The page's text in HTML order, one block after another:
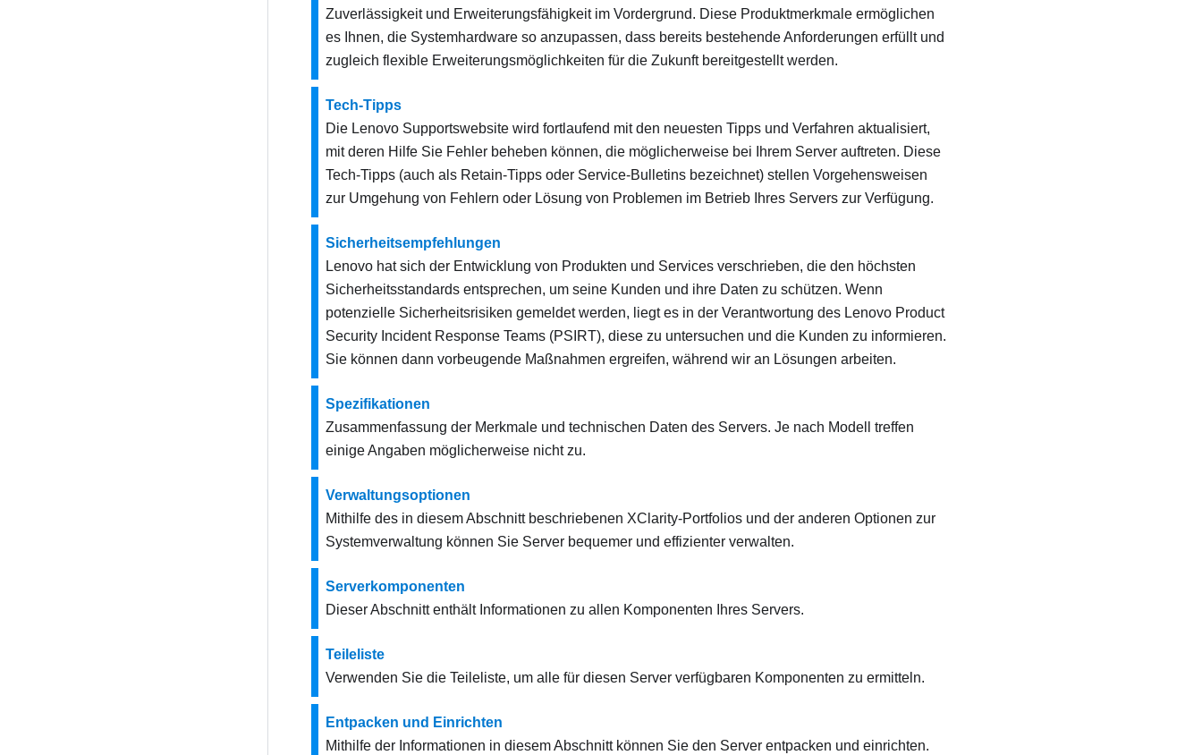
Zuverlässigkeit und Erweiterungsfähigkeit im Vordergrund. Diese Produktmerkmale ermöglichen
es Ihnen, die Systemhardware so anzupassen, dass bereits bestehende Anforderungen erfüllt und
zugleich flexible Erweiterungsmöglichkeiten für die Zukunft bereitgestellt werden.
Tech-Tipps
Die Lenovo Supportswebsite wird fortlaufend mit den neuesten Tipps und Verfahren aktualisiert,
mit deren Hilfe Sie Fehler beheben können, die möglicherweise bei Ihrem Server auftreten. Diese
Tech-Tipps (auch als Retain-Tipps oder Service-Bulletins bezeichnet) stellen Vorgehensweisen
zur Umgehung von Fehlern oder Lösung von Problemen im Betrieb Ihres Servers zur Verfügung.
Sicherheitsempfehlungen
Lenovo hat sich der Entwicklung von Produkten und Services verschrieben, die den höchsten
Sicherheitsstandards entsprechen, um seine Kunden und ihre Daten zu schützen. Wenn
potenzielle Sicherheitsrisiken gemeldet werden, liegt es in der Verantwortung des Lenovo Product
Security Incident Response Teams (PSIRT), diese zu untersuchen und die Kunden zu informieren.
Sie können dann vorbeugende Maßnahmen ergreifen, während wir an Lösungen arbeiten.
Spezifikationen
Zusammenfassung der Merkmale und technischen Daten des Servers. Je nach Modell treffen
einige Angaben möglicherweise nicht zu.
Verwaltungsoptionen
Mithilfe des in diesem Abschnitt beschriebenen XClarity-Portfolios und der anderen Optionen zur
Systemverwaltung können Sie Server bequemer und effizienter verwalten.
Serverkomponenten
Dieser Abschnitt enthält Informationen zu allen Komponenten Ihres Servers.
Teileliste
Verwenden Sie die Teileliste, um alle für diesen Server verfügbaren Komponenten zu ermitteln.
Entpacken und Einrichten
Mithilfe der Informationen in diesem Abschnitt können Sie den Server entpacken und einrichten.